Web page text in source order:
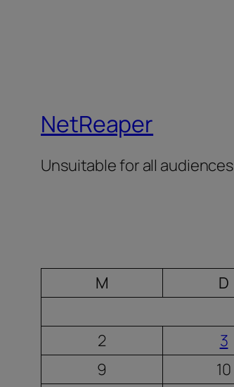
NetReaper
Unsuitable for all audiences
M
D
2
3
9
10